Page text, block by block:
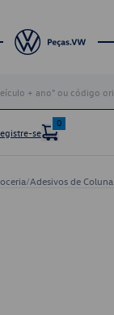
se
0
/Adesivos de Coluna